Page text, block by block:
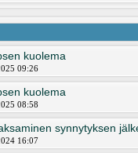
kuolema
09:26
kuolema
08:58
synnytyksen
16:07